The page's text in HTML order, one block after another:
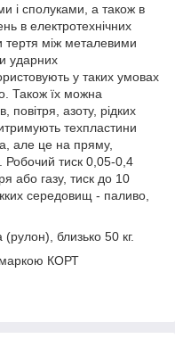
і сполуками, а також в
в електротехнічних
тертя між металевими
ударних
у таких умовах
Також їх можна
повітря, азоту, рідких
техпластини
але це на пряму,
Робочий тиск 0,05-0,4
або газу, тиск до 10
середовищ - паливо,
близько 50 кг.
маркою КОРТ